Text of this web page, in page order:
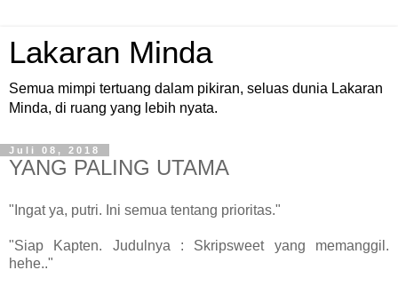
Lakaran Minda
Semua mimpi tertuang dalam pikiran, seluas dunia Lakaran
Minda, di ruang yang lebih nyata.
Juli 08, 2018
YANG PALING UTAMA
"Ingat ya, putri. Ini semua tentang prioritas."
"Siap Kapten. Judulnya : Skripsweet yang memanggil.
hehe.."